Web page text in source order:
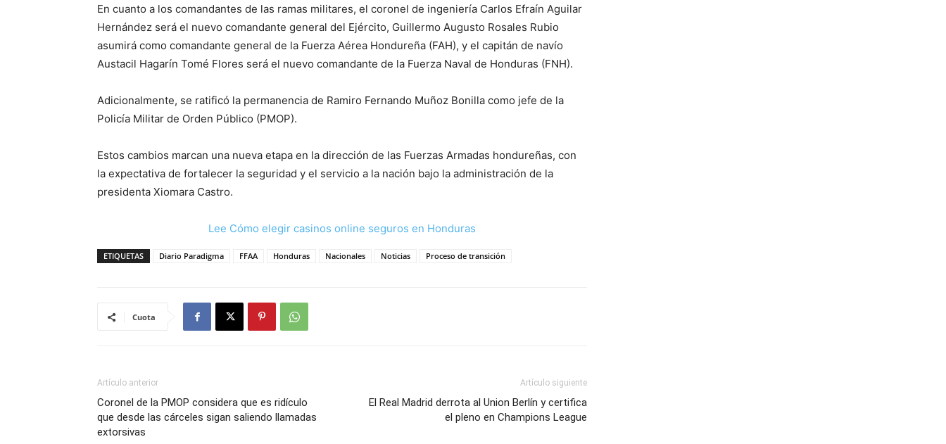
En cuanto a los comandantes de las ramas militares, el coronel de ingeniería Carlos Efraín Aguilar
Hernández será el nuevo comandante general del Ejército, Guillermo Augusto Rosales Rubio
asumirá como comandante general de la Fuerza Aérea Hondureña (FAH), y el capitán de navío
Austacil Hagarín Tomé Flores será el nuevo comandante de la Fuerza Naval de Honduras (FNH).
Adicionalmente, se ratificó la permanencia de Ramiro Fernando Muñoz Bonilla como jefe de la
Policía Militar de Orden Público (PMOP).
Estos cambios marcan una nueva etapa en la dirección de las Fuerzas Armadas hondureñas, con
la expectativa de fortalecer la seguridad y el servicio a la nación bajo la administración de la
presidenta Xiomara Castro.
Lee Cómo elegir casinos online seguros en Honduras
ETIQUETAS Diario Paradigma FFAA Honduras Nacionales Noticias Proceso de transición
Cuota
Artículo anterior
Coronel de la PMOP considera que es ridículo
que desde las cárceles sigan saliendo llamadas
extorsivas
Artículo siguiente
El Real Madrid derrota al Union Berlín y certifica
el pleno en Champions League